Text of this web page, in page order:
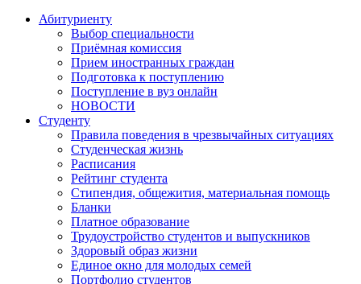
Абитуриенту
Выбор специальности
Приёмная комиссия
Прием иностранных граждан
Подготовка к поступлению
Поступление в вуз онлайн
НОВОСТИ
Студенту
Правила поведения в чрезвычайных ситуациях
Студенческая жизнь
Расписания
Рейтинг студента
Стипендия, общежития, материальная помощь
Бланки
Платное образование
Трудоустройство студентов и выпускников
Здоровый образ жизни
Единое окно для молодых семей
Портфолио студентов